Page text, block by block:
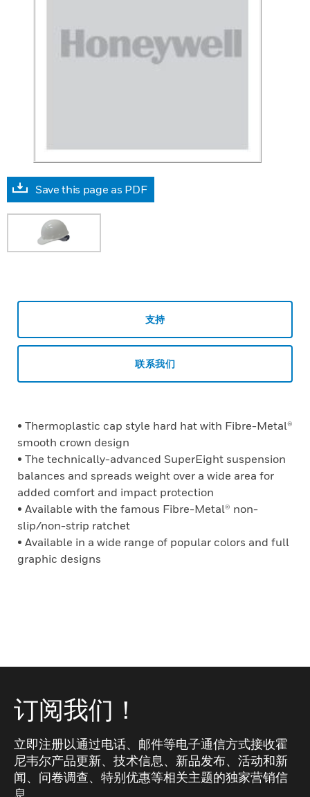
Save this page as PDF
支持
联系我们
• Thermoplastic cap style hard hat with Fibre-Metal®
smooth crown design
• The technically-advanced SuperEight suspension
balances and spreads weight over a wide area for
added comfort and impact protection
• Available with the famous Fibre-Metal® non-
slip/non-strip ratchet
• Available in a wide range of popular colors and full
graphic designs
订阅我们！
立即注册以通过电话、邮件等电子通信方式接收霍
尼韦尔产品更新、技术信息、新品发布、活动和新
闻、问卷调查、特别优惠等相关主题的独家营销信
息。